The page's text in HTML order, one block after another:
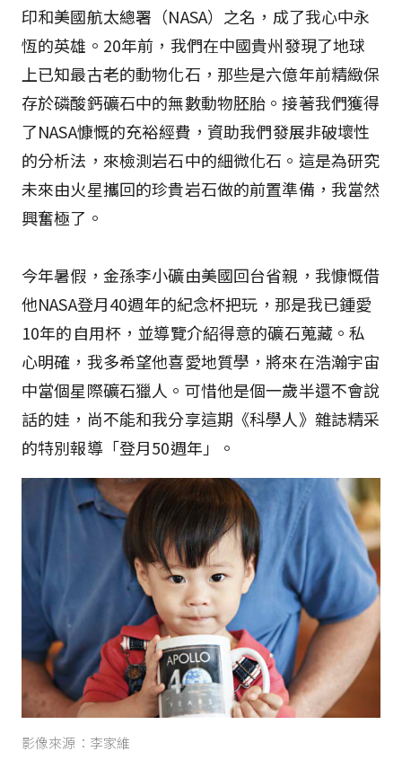
印和美國航太總署（NASA）之名，成了我心中永
恆的英雄。20年前，我們在中國貴州發現了地球
上已知最古老的動物化石，那些是六億年前精緻保
存於磷酸鈣礦石中的無數動物胚胎。接著我們獲得
了NASA慷慨的充裕經費，資助我們發展非破壞性
的分析法，來檢測岩石中的細微化石。這是為研究
未來由火星攜回的珍貴岩石做的前置準備，我當然
興奮極了。
今年暑假，金孫李小礦由美國回台省親，我慷慨借
他NASA登月40週年的紀念杯把玩，那是我已鍾愛
10年的自用杯，並導覽介紹得意的礦石蒐藏。私
心明確，我多希望他喜愛地質學，將來在浩瀚宇宙
中當個星際礦石獵人。可惜他是個一歲半還不會說
話的娃，尚不能和我分享這期《科學人》雜誌精采
的特別報導「登月50週年」。
影像來源：李家維